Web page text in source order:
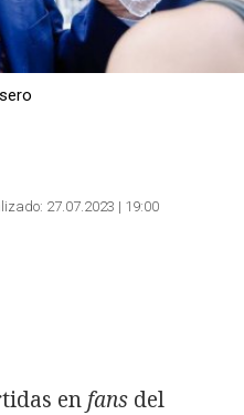
27.07.2023 | 19:00
en fans del